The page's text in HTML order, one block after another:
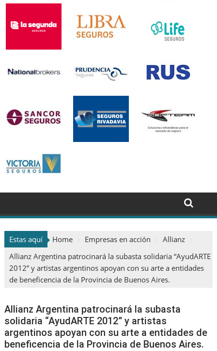
Estas aquí Home Empresas en acción
Allianz
Allianz Argentina patrocinará la subasta solidaria “AyudARTE
2012” y artistas argentinos apoyan con su arte a entidades
de beneficencia de la Provincia de Buenos Aires.
Allianz Argentina patrocinará la subasta
solidaria “AyudARTE 2012” y artistas
argentinos apoyan con su arte a entidades de
beneficencia de la Provincia de Buenos Aires.